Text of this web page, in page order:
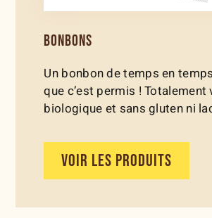
BONBONS
Un bonbon de temps en
que c’est permis ! Totalement
biologique et sans gluten ni
VOIR LES PRODUITS